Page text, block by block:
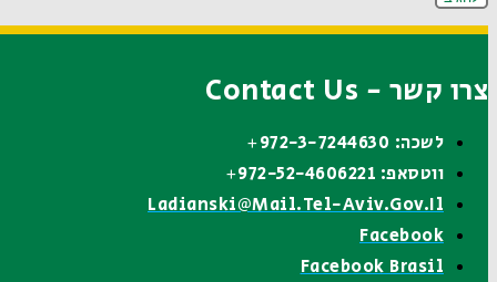
צרו קשר - Contact Us
לשכה: 972-3-7244630+
ווטסאפ: 972-52-4606221+
Ladianski@mail.tel-Aviv.gov.il
Facebook
Facebook Brasil